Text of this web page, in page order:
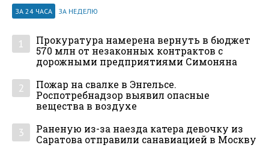
ЗА 24 ЧАСА ЗА НЕДЕЛЮ
1
Прокуратура намерена вернуть в бюджет
570 млн от незаконных контрактов с
дорожными предприятиями Симоняна
2
Пожар на свалке в Энгельсе.
Роспотребнадзор выявил опасные
вещества в воздухе
3
Раненую из-за наезда катера девочку из
Саратова отправили санавиацией в Москву